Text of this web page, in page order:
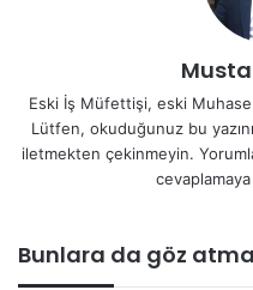
Eski İş Müfettişi, eski
Lütfen, okuduğunuz bu
iletmekten çekinmeyin.
Bunlara da göz